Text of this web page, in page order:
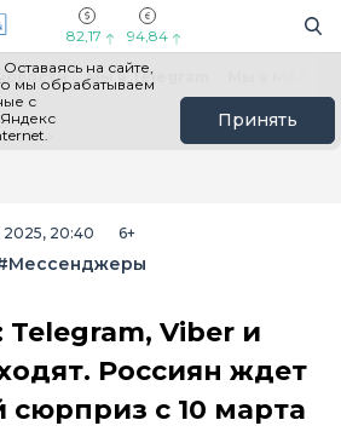
82,17 94,84
Оставаясь на сайте,
мы обрабатываем
с
Принять
Мы в Telegram
20:40 6+
Telegram, Viber и
Россиян ждет
с 10 марта